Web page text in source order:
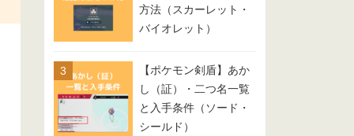
方法（スカーレット・
バイオレット）
【ポケモン剣盾】あか
し（証）・二つ名一覧
と入手条件（ソード・
シールド）